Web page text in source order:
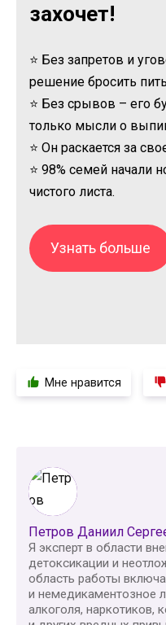
захочет!
⭐ Без запретов и
решение бросить
⭐ Без срывов – его
только мысли о
⭐ Он раскается за
⭐ 98% семей начали
чистого листа.
Узнать больше
Мне нравится
Петров Даниил
Я эксперт в области
детоксикации и
область работы
и немедикаментозное
алкоголя, наркотиков,